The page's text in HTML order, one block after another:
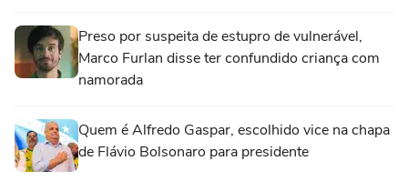
Preso por suspeita de estupro de vulnerável,
Marco Furlan disse ter confundido criança com
namorada
Quem é Alfredo Gaspar, escolhido vice na chapa
de Flávio Bolsonaro para presidente